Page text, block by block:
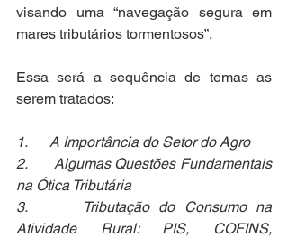
visando uma “navegação segura em
mares tributários tormentosos”.
Essa será a sequência de temas as
serem tratados:
1.      A Importância do Setor do Agro
2.      Algumas Questões Fundamentais
na Ótica Tributária
3.      Tributação do Consumo na
Atividade Rural: PIS, COFINS,